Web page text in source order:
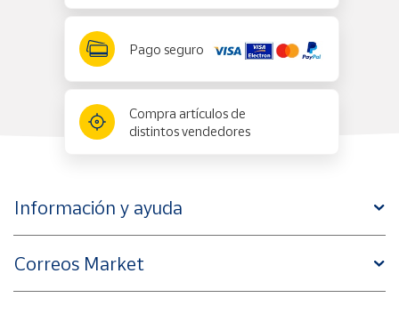
Pago seguro
Compra artículos de
distintos vendedores
Información y ayuda
Correos Market